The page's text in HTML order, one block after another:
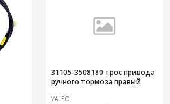
31105-3508180 трос привода
ручного тормоза правый
VALEO